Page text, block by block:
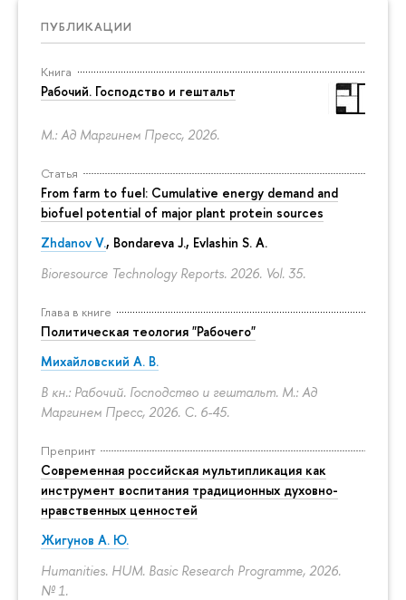
ПУБЛИКАЦИИ
Книга
Рабочий. Господство и гештальт
М.: Ад Маргинем Пресс, 2026.
Статья
From farm to fuel: Cumulative energy demand and
biofuel potential of major plant protein sources
Zhdanov V., Bondareva J., Evlashin S. A.
Bioresource Technology Reports. 2026. Vol. 35.
Глава в книге
Политическая теология "Рабочего"
Михайловский А. В.
В кн.: Рабочий. Господство и гештальт. М.: Ад
Маргинем Пресс, 2026. С. 6-45.
Препринт
Современная российская мультипликация как
инструмент воспитания традиционных духовно-
нравственных ценностей
Жигунов А. Ю.
Humanities. HUM. Basic Research Programme, 2026.
№ 1.